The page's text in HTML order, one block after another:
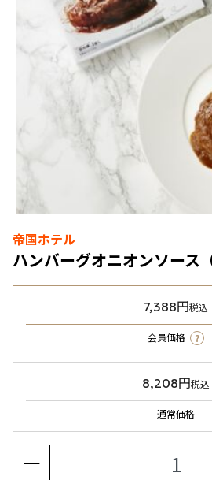
帝国ホテル
7,388円税込
会員価格 ?
8,208円税込
通常価格